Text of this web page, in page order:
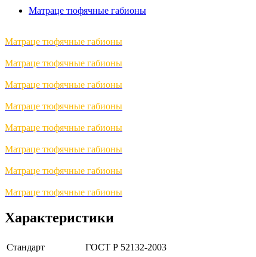
Матраце тюфячные габионы
Матраце тюфячные габионы
Матраце тюфячные габионы
Матраце тюфячные габионы
Матраце тюфячные габионы
Матраце тюфячные габионы
Матраце тюфячные габионы
Матраце тюфячные габионы
Матраце тюфячные габионы
Характеристики
Стандарт
ГОСТ Р 52132-2003